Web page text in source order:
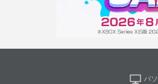
パ